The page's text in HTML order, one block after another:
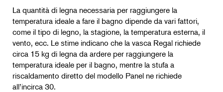
La quantità di legna necessaria per raggiungere la
temperatura ideale a fare il bagno dipende da vari fattori,
come il tipo di legno, la stagione, la temperatura esterna, il
vento, ecc. Le stime indicano che la vasca Regal richiede
circa 15 kg di legna da ardere per raggiungere la
temperatura ideale per il bagno, mentre la stufa a
riscaldamento diretto del modello Panel ne richiede
all’incirca 30.